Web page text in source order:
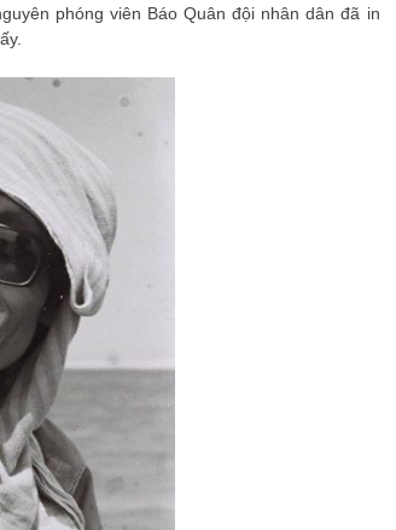
phóng viên Báo Quân đội nhân dân đã in